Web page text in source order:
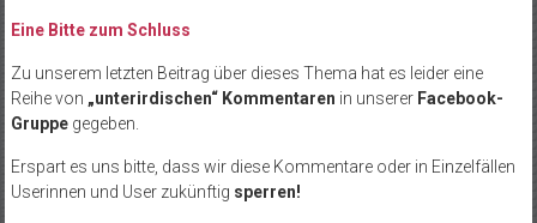
Eine Bitte zum Schluss
Zu unserem letzten Beitrag über dieses Thema hat es leider eine
Reihe von „unterirdischen“ Kommentaren in unserer Facebook-
Gruppegegeben.
Erspart es uns bitte, dass wir diese Kommentare oder in Einzelfällen
Userinnen und User zukünftig sperren!